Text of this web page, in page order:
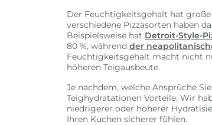
Der Feuchtigkeitsgehalt hat
verschiedene Pizzasorten haben
Beispielsweise hat Detroit-Style-
80 %, während der
Feuchtigkeitsgehalt macht nicht
höheren Teigausbeute.
Je nachdem, welche Ansprüche
Teighydratationen Vorteile. Wir
niedrigerer oder höherer
Ihren Kuchen sicherer fühlen.